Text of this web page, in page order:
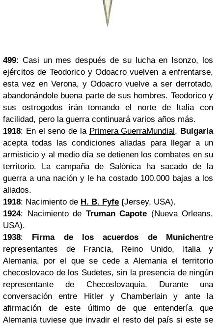
499: Casi un mes después de su lucha en Isonzo, los
ejércitos de Teodorico y Odoacro vuelven a enfrentarse,
esta vez en Verona, y Odoacro vuelve a ser derrotado,
abandonándole buena parte de sus hombres. Teodorico y
sus ostrogodos irán tomando el norte de Italia con
facilidad, pero la guerra continuará varios años más.
1918: En el seno de la Primera GuerraMundial, Bulgaria
acepta todas las condiciones aliadas para llegar a un
armisticio y al medio día se detienen los combates en su
territorio. La campaña de Salónica ha sacado de la
guerra a una nación y le ha costado 100.000 bajas a los
aliados.
1918: Nacimiento de H. B. Fyfe (Jersey, USA).
1924: Nacimiento de Truman Capote (Nueva Orleans,
USA).
1938: Firma de los acuerdos de Munichentre
representantes de Francia, Reino Unido, Italia y
Alemania, por el que se cede a Alemania el territorio
checoslovaco de los Sudetes, sin la presencia de ningún
representante de Checoslovaquia. Durante una
conversación entre Hitler y Chamberlain y ante la
afirmación de este último de que entendería que
Alemania tuviese que invadir el resto del país si este se